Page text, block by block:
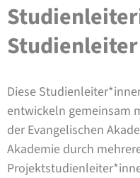
Studienleiter
Diese
entwickeln gemeinsam
der Evangelischen
Akademie durch